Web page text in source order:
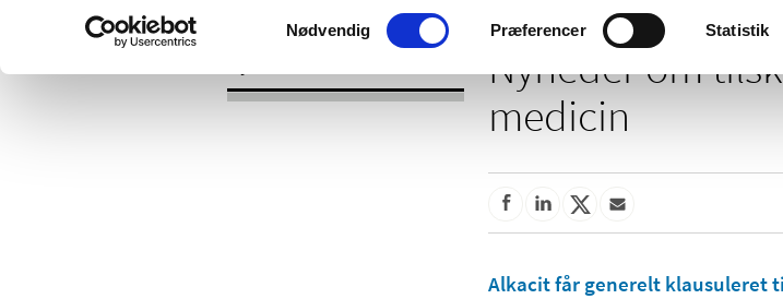
Samtykkevalg
Nødvendig Præferencer Statistik
Nyheder om
medicin
Alkacit får generelt klausuleret